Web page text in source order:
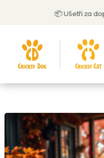
📦 Ušetři za